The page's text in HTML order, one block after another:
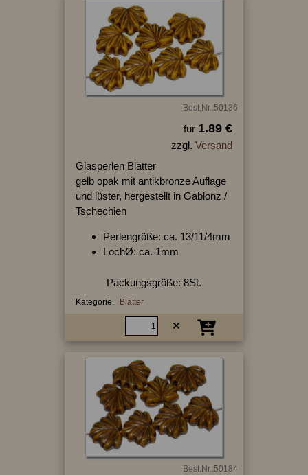
Best.Nr.:50136
für 1.89 €
zzgl. Versand
Glasperlen Blätter
gelb opak mit antikbronze Auflage
und lüster, hergestellt in Gablonz /
Tschechien
Perlengröße: ca. 13/11/4mm
LochØ: ca. 1mm
Packungsgröße: 8St.
Kategorie: Blätter
Best.Nr.:50184